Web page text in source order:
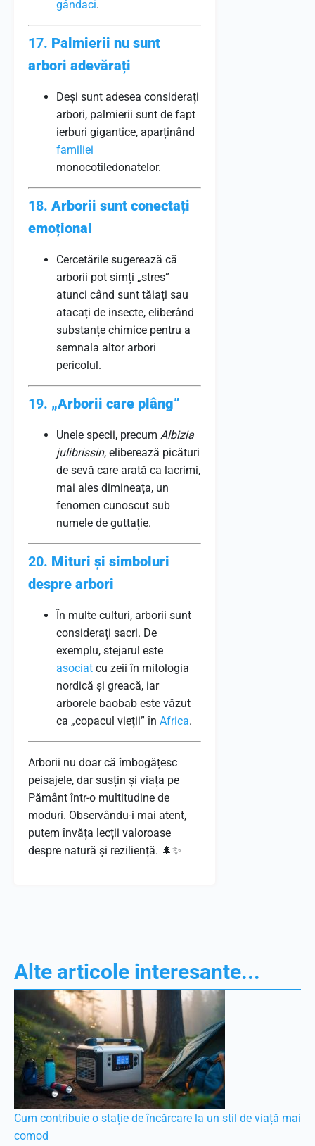
gândaci.
17. Palmierii nu sunt
arbori adevărați
Deși sunt adesea considerați
arbori, palmierii sunt de fapt
ierburi gigantice, aparținând
familiei
monocotiledonatelor.
18. Arborii sunt conectați
emoțional
Cercetările sugerează că
arborii pot simți „stres”
atunci când sunt tăiați sau
atacați de insecte, eliberând
substanțe chimice pentru a
semnala altor arbori
pericolul.
19. „Arborii care plâng”
Unele specii, precum Albizia
julibrissin, eliberează picături
de sevă care arată ca lacrimi,
mai ales dimineața, un
fenomen cunoscut sub
numele de guttație.
20. Mituri și simboluri
despre arbori
În multe culturi, arborii sunt
considerați sacri. De
exemplu, stejarul este
asociat cu zeii în mitologia
nordică și greacă, iar
arborele baobab este văzut
ca „copacul vieții” în Africa.
Arborii nu doar că îmbogățesc
peisajele, dar susțin și viața pe
Pământ într-o multitudine de
moduri. Observându-i mai atent,
putem învăța lecții valoroase
despre natură și reziliență. 🌲✨
Alte articole interesante...
Cum contribuie o stație de încărcare la un stil de viață mai
comod